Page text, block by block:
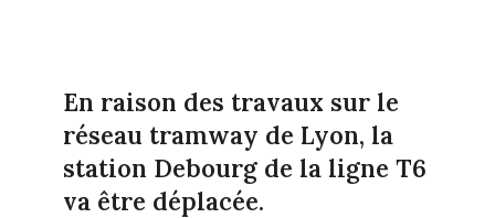
En raison des travaux sur le
réseau tramway de Lyon, la
station Debourg de la ligne T6
va être déplacée.